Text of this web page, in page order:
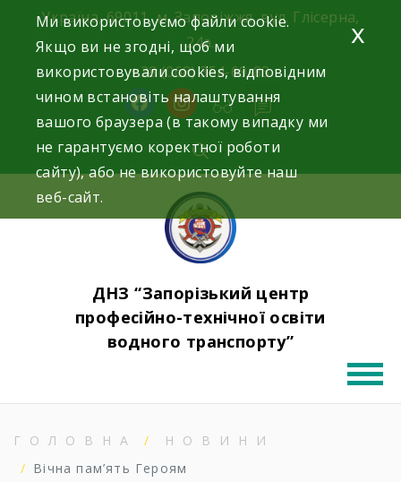
Україна, 69011, м. Запоріжжя, вул. Глісерна,
24а.
+38 (068) 354-69-83
facebookinstagram
ДНЗ “Запорізький центр
професійно-технічної освіти
водного транспорту”
ГОЛОВНА
НОВИНИ
Вічна пам’ять Героям
Ми використовуємо файли cookie.
Якщо ви не згодні, щоб ми
використовували cookies, відповідним
чином встановіть налаштування
вашого браузера (в такому випадку ми
не гарантуємо коректної роботи
сайту), або не використовуйте наш
веб-сайт.
x